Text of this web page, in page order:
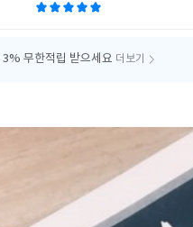
3% 무한적립 받으세요 더보기